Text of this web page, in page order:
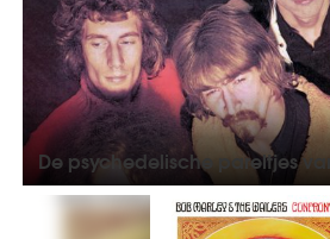
De psychedelische pareltjes